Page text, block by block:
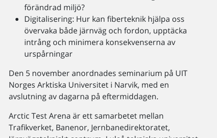
förändrad miljö?
Digitalisering: Hur kan fiberteknik hjälpa oss
övervaka både järnväg och fordon, upptäcka
intrång och minimera konsekvenserna av
urspårningar
Den 5 november anordnades seminarium på UIT
Norges Arktiska Universitet i Narvik, med en
avslutning av dagarna på eftermiddagen.
Arctic Test Arena är ett samarbetet mellan
Trafikverket, Banenor, Jernbanedirektoratet,